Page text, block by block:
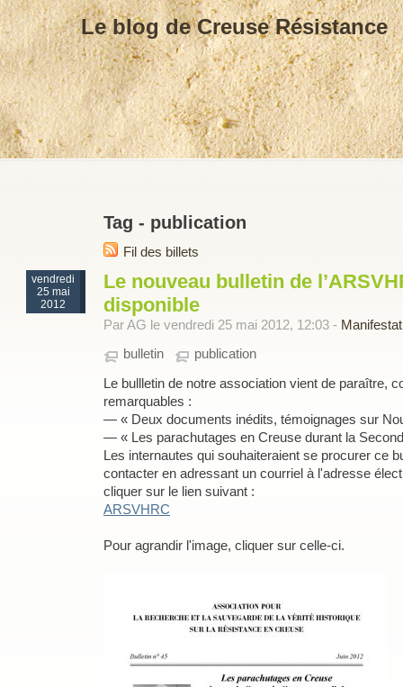
Le blog de Creuse Résistance
Tag - publication
Fil des billets
vendredi
25 mai
2012
Le nouveau bulletin de
disponible
Par AG le vendredi 25 mai 2012, 12:03 -
bulletin
publication
Le bullletin de notre association vient de paraître,
remarquables :
— « Deux documents inédits, témoignages sur
— « Les parachutages en Creuse durant la
Les internautes qui souhaiteraient se procurer ce
contacter en adressant un courriel à l'adresse
cliquer sur le lien suivant :
ARSVHRC
Pour agrandir l'image, cliquer sur celle-ci.